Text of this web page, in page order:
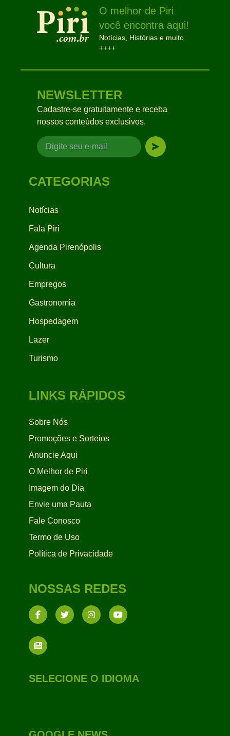
O melhor de Piri
você encontra aqui!
Notícias, Histórias e muito
++++
NEWSLETTER
Cadastre-se gratuitamente e receba
nossos conteúdos exclusivos.
CATEGORIAS
Notícias
Fala Piri
Agenda Pirenópolis
Cultura
Empregos
Gastronomia
Hospedagem
Lazer
Turismo
LINKS RÁPIDOS
Sobre Nós
Promoções e Sorteios
Anuncie Aqui
O Melhor de Piri
Imagem do Dia
Envie uma Pauta
Fale Conosco
Termo de Uso
Política de Privacidade
NOSSAS REDES
SELECIONE O IDIOMA